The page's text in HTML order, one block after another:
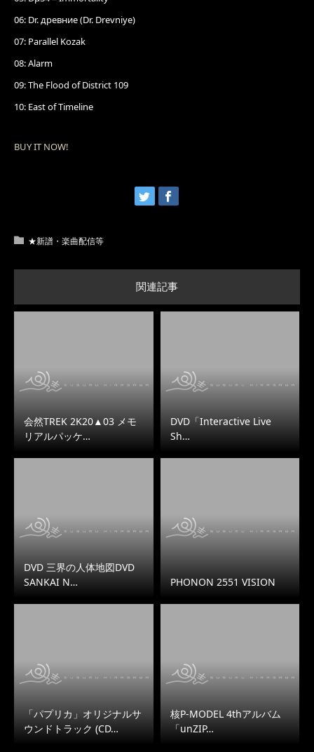
06: Dr. древние (Dr. Drevniye)
07: Parallel Kozak
08: Alarm
09: The Flood of District 109
10: East of Timeline
BUY IT NOW!
★新譜・楽曲配信等
関連記事
会然TREK 2K20▲03 メモ
リアルパッケ…
DVD「Interactive Live
Sh…
DVD 三界の人体地図DVD
SANKAI N…
PHONON 2551 VISION
「パプリカ」オリジナルサ
ウンドトラック (CD…
核P-MODEL 4thアルバム
「unZIP…